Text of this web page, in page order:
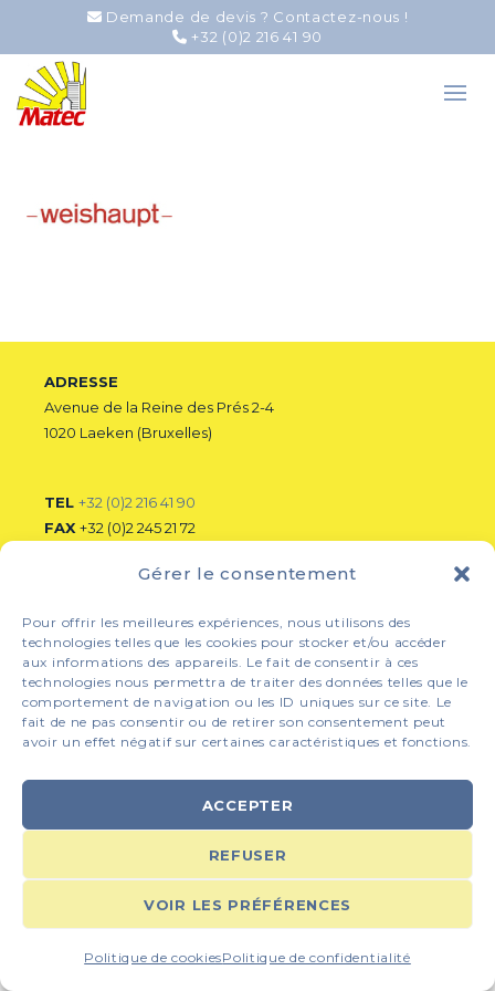
Gérer le consentement
Pour offrir les meilleures expériences, nous utilisons des
technologies telles que les cookies pour stocker et/ou accéder
aux informations des appareils. Le fait de consentir à ces
technologies nous permettra de traiter des données telles que le
comportement de navigation ou les ID uniques sur ce site. Le
fait de ne pas consentir ou de retirer son consentement peut
avoir un effet négatif sur certaines caractéristiques et fonctions.
ACCEPTER
REFUSER
VOIR LES PRÉFÉRENCES
Politique de cookiesPolitique de confidentialité
Demande de devis ? Contactez-nous !
+32 (0)2 216 41 90
ADRESSE
Avenue de la Reine des Prés 2-4
1020 Laeken (Bruxelles)
TEL +32 (0)2 216 41 90
FAX +32 (0)2 245 21 72
Contactez-nous
COPYRIGHT © 2026 I-LOGICS
| ALL RIGHTS RESERVED |
POLITIQUE DE CONFIDENTIALITÉ